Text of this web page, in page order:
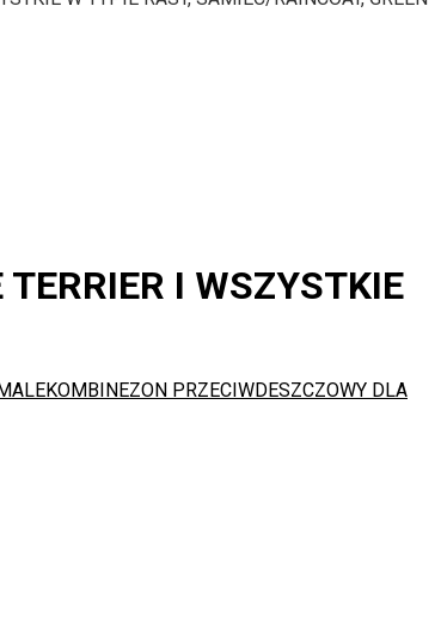
I WSZYSTKIE
KOMBINEZON PRZECIWDESZCZOWY DLA